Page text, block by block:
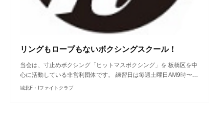
リングもロープもないボクシングスクール！
当会は、寸止めボクシング「ヒットマスボクシング」を 板橋区を中
心に活動している非営利団体です。 練習日は毎週土曜日AM9時〜…
城北F・Iファイトクラブ